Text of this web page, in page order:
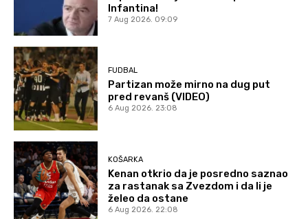
Infantina!
7 Aug 2026. 09:09
FUDBAL
Partizan može mirno na dug put
pred revanš (VIDEO)
6 Aug 2026. 23:08
KOŠARKA
Kenan otkrio da je posredno saznao
za rastanak sa Zvezdom i da li je
želeo da ostane
6 Aug 2026. 22:08